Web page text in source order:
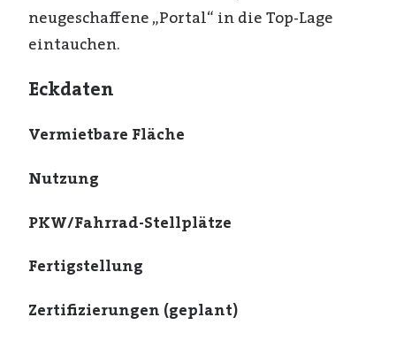
neugeschaffene „Portal“ in die Top-Lage
eintauchen.
Eckdaten
Vermietbare Fläche
Nutzung
PKW/Fahrrad-Stellplätze
Fertigstellung
Zertifizierungen (geplant)